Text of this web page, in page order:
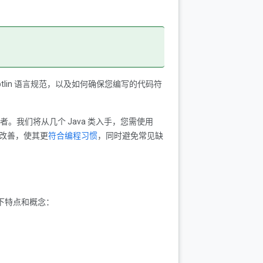
语言规范，以及如何确保您编写的代码符
。我们将从几个 Java 类入手，您需使用
善，使其更符合编程习惯，同时避免常见缺
点和概念：